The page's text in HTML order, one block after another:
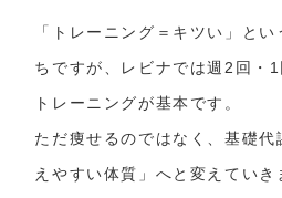
「トレーニング＝キツい」と
ちですが、レビナでは週2回・
トレーニングが基本です。
ただ痩せるのではなく、基礎
えやすい体質」へと変えてい